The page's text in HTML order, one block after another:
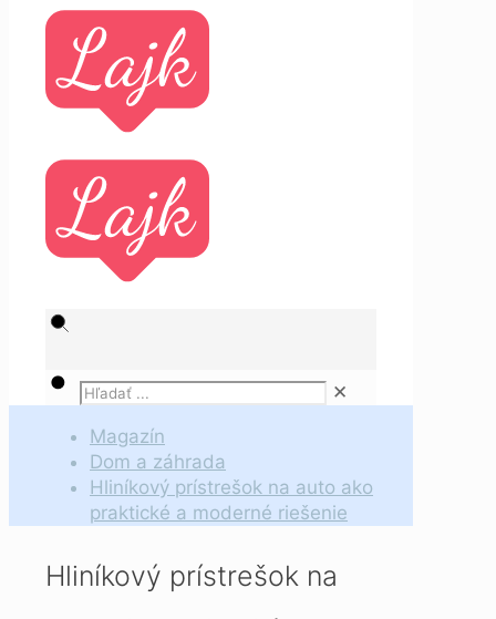
✕
Magazín
Dom a záhrada
Hliníkový prístrešok na auto ako
praktické a moderné riešenie
Hliníkový prístrešok na